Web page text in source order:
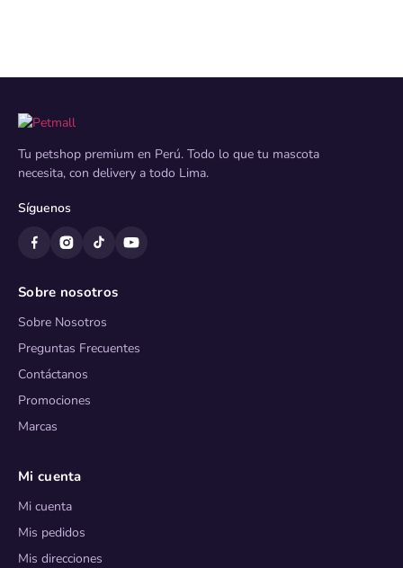
Tu petshop premium en Perú. Todo lo que tu mascota
necesita, con delivery a todo Lima.
Síguenos
Sobre nosotros
Sobre Nosotros
Preguntas Frecuentes
Contáctanos
Promociones
Marcas
Mi cuenta
Mi cuenta
Mis pedidos
Mis direcciones